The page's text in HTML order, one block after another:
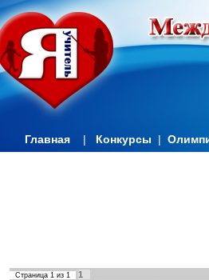
Главная | Конкурсы |
Страница 1 из 1 1